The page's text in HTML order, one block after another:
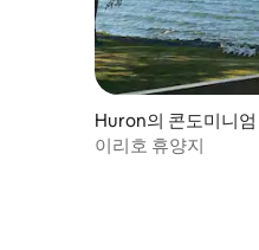
Huron의 콘도미니엄
이리호 휴양지